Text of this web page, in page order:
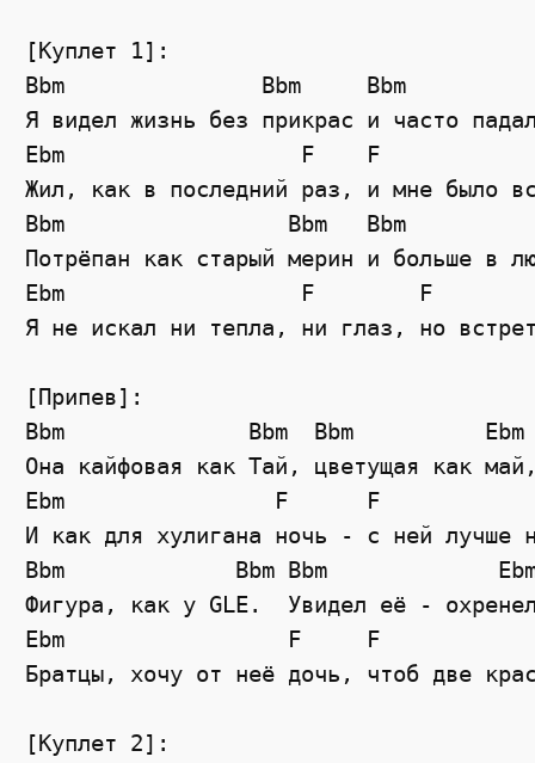
[Куплет 1]:
Bbm               Bbm     Bbm
Я видел жизнь без прикрас и часто
Ebm                  F    F
Жил, как в последний раз, и мне было
Bbm                 Bbm   Bbm
Потрёпан как старый мерин и больше в
Ebm                  F        F
Я не искал ни тепла, ни глаз, но
[Припев]:
Bbm              Bbm  Bbm          Ebm
Она кайфовая как Тай, цветущая как
Ebm                F      F
И как для хулигана ночь - с ней лучше
Bbm             Bbm Bbm
Фигура, как у GLE.  Увидел её -
Ebm                 F     F
Братцы, хочу от неё дочь, чтоб две
[Куплет 2]: